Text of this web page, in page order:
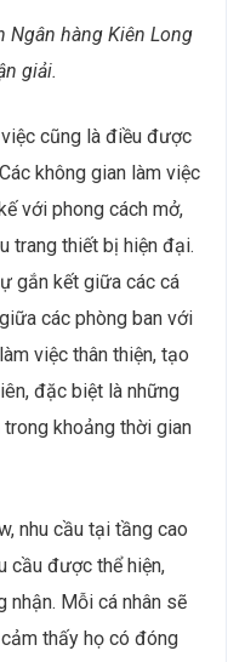
Ngân hàng Kiên Long
giải.
cũng là điều được
không gian làm việc
với phong cách mở,
trang thiết bị hiện đại.
gắn kết giữa các cá
các phòng ban với
việc thân thiện, tạo
đặc biệt là những
khoảng thời gian
nhu cầu tại tầng cao
cầu được thể hiện,
Mỗi cá nhân sẽ
thấy họ có đóng